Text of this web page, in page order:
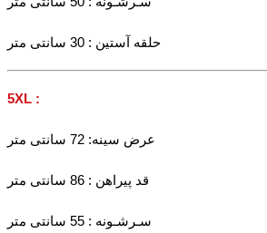
حلقه آستین : 30 سانتی متر
5XL :
عرض سینه: 72 سانتی متر
قد پیراهن : 86 سانتی متر
سـرشـونه : 55 سانتی متر